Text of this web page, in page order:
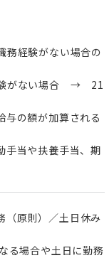
経験がない場合の
験がない場合 → 21
与の額が加算される
手当や扶養手当、期
（原則）／土日休み
る場合や土日に勤務